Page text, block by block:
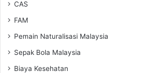
CAS
FAM
Pemain Naturalisasi Malaysia
Sepak Bola Malaysia
Biaya Kesehatan